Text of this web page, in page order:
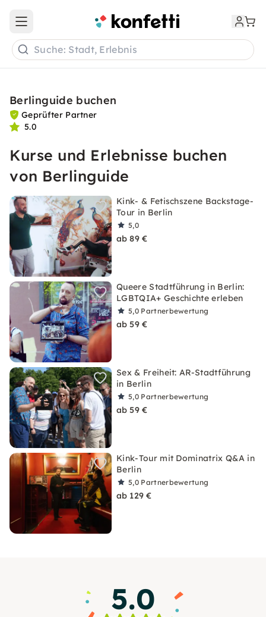
Open main menu
Suche: Stadt, Erlebnis
Berlinguide buchen
Geprüfter Partner
5.0
Kurse und Erlebnisse buchen
von Berlinguide
Kink- & Fetischszene Backstage-
Tour in Berlin
5,0
ab 89 €
Queere Stadtführung in Berlin:
LGBTQIA+ Geschichte erleben
5,0 Partnerbewertung
ab 59 €
Sex & Freiheit: AR-Stadtführung
in Berlin
5,0 Partnerbewertung
ab 59 €
Kink-Tour mit Dominatrix Q&A in
Berlin
5,0 Partnerbewertung
ab 129 €
5.0